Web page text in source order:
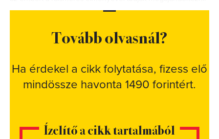
Tovább olvasnál?
Ha érdekel a cikk folytatása, fizess elő
mindössze havonta 1490 forintért.
Ízelítő a cikk tartalmából